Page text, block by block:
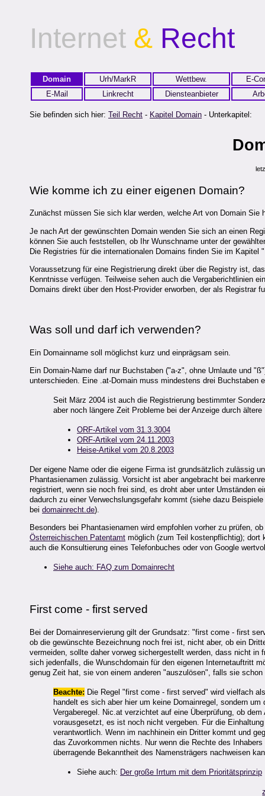
Internet & Recht
Domain Urh/MarkR Wettbew.
E-
E-Mail
Linkrecht Diensteanbieter
Sie befinden sich hier: Teil Recht - Kapitel Domain - Unterkapitel:
Wie komme ich zu einer eigenen Domain?
Zunächst müssen Sie sich klar werden, welche Art von Domain
Je nach Art der gewünschten Domain wenden Sie sich an einen
können Sie auch feststellen, ob Ihr Wunschname unter der
Die Registries für die internationalen Domains finden Sie im Kapitel
Voraussetzung für eine Registrierung direkt über die Registry ist,
Kenntnisse verfügen. Teilweise sehen auch die Vergaberichtlinien
Domains direkt über den Host-Provider erworben, der als Registrar
Was soll und darf ich verwenden?
Ein Domainname soll möglichst kurz und einprägsam sein.
Ein Domain-Name darf nur Buchstaben ("a-z", ohne Umlaute und
unterschieden. Eine .at-Domain muss mindestens drei Buchstaben
Seit März 2004 ist auch die Registrierung bestimmter
aber noch längere Zeit Probleme bei der Anzeige durch ältere
ORF-Artikel vom 31.3.3004
ORF-Artikel vom 24.11.2003
Heise-Artikel vom 20.8.2003
Der eigene Name oder die eigene Firma ist grundsätzlich zulässig
Phantasienamen zulässig. Vorsicht ist aber angebracht bei
registriert, wenn sie noch frei sind, es droht aber unter Umständen
dadurch zu einer Verwechslungsgefahr kommt (siehe dazu
bei domainrecht.de).
Besonders bei Phantasienamen wird empfohlen vorher zu prüfen,
Österreichischen Patentamt möglich (zum Teil kostenpflichtig); dort
auch die Konsultierung eines Telefonbuches oder von Google
Siehe auch: FAQ zum Domainrecht
First come - first served
Bei der Domainreservierung gilt der Grundsatz: "first come - first
ob die gewünschte Bezeichnung noch frei ist, nicht aber, ob ein
vermeiden, sollte daher vorweg sichergestellt werden, dass nicht
sich jedenfalls, die Wunschdomain für den eigenen Internetauftritt
genug Zeit hat, sie von einem anderen "auszulösen", falls sie
Beachte: Die Regel "first come - first served" wird vielfach
handelt es sich aber hier um keine Domainregel, sondern
Vergaberegel. Nic.at verzichtet auf eine Überprüfung, ob
vorausgesetzt, es ist noch nicht vergeben. Für die
verantwortlich. Wenn im nachhinein ein Dritter kommt und
das Zuvorkommen nichts. Nur wenn die Rechte des
überragende Bekanntheit des Namensträgers nachweisen
Siehe auch: Der große Irrtum mit dem Prioritätsprinzip